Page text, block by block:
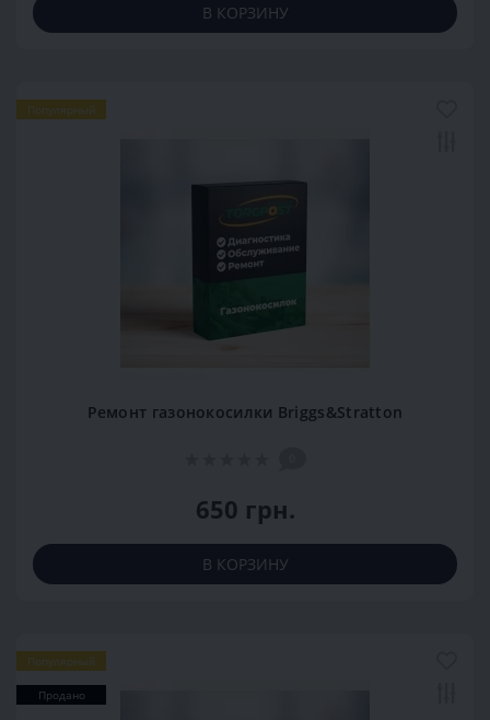
В КОРЗИНУ
Популярный
Ремонт газонокосилки Briggs&Stratton
650 грн.
В КОРЗИНУ
Популярный
Продано